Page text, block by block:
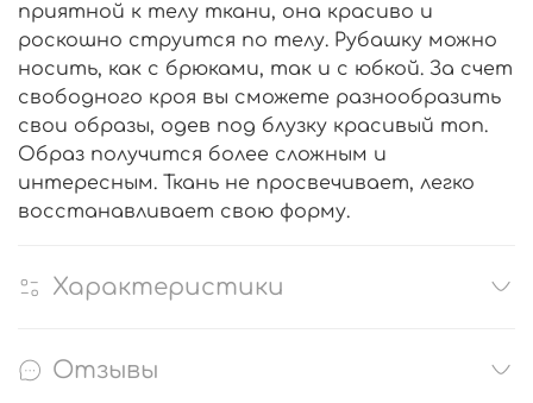
приятной к телу ткани, она красиво и
роскошно струится по телу. Рубашку можно
носить, как с брюками, так и с юбкой. За счет
свободного кроя вы сможете разнообразить
свои образы, одев под блузку красивый топ.
Образ получится более сложным и
интересным. Ткань не просвечивает, легко
восстанавливает свою форму.
Характеристики
Отзывы